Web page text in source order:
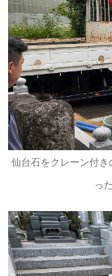
仙台石をクレーン付
っ